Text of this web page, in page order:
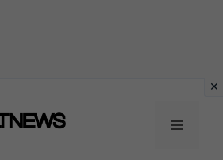
MENU